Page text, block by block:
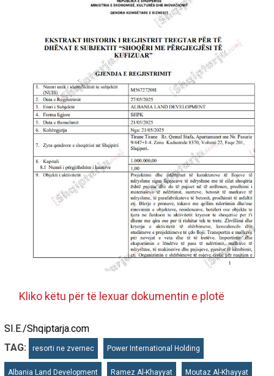
Kliko këtu për të lexuar dokumentin e plotë
SI.E./Shqiptarja.com
TAG:
resorti ne zvernec Power International Holding
Albania Land Development Ramez Al-Khayyat Moutaz Al-Khayyat